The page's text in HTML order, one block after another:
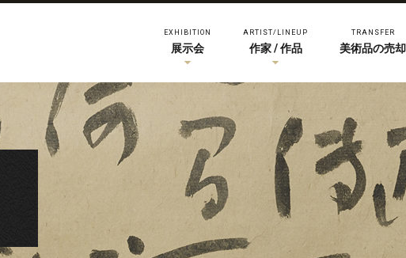
EXHIBITION
展示会
ARTIST/LINEUP
作家 / 作品
TRANSFER
美術品の売却